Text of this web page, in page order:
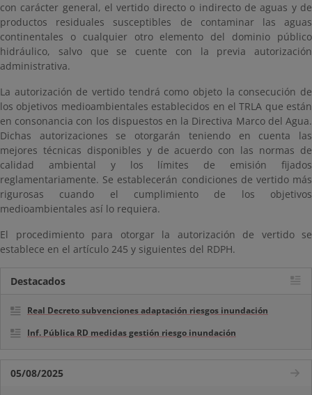
con carácter general, el vertido directo o indirecto de aguas y de
productos residuales susceptibles de contaminar las aguas
continentales o cualquier otro elemento del dominio público
hidráulico, salvo que se cuente con la previa autorización
administrativa.
La autorización de vertido tendrá como objeto la consecución de
los objetivos medioambientales establecidos en el TRLA que están
en consonancia con los dispuestos en la Directiva Marco del Agua.
Dichas autorizaciones se otorgarán teniendo en cuenta las
mejores técnicas disponibles y de acuerdo con las normas de
calidad ambiental y los límites de emisión fijados
reglamentariamente. Se establecerán condiciones de vertido más
rigurosas cuando el cumplimiento de los objetivos
medioambientales así lo requiera.
El procedimiento para otorgar la autorización de vertido se
establece en el artículo 245 y siguientes del RDPH.
Destacados
Real Decreto subvenciones adaptación riesgos inundación
Inf. Pública RD medidas gestión riesgo inundación
05/08/2025